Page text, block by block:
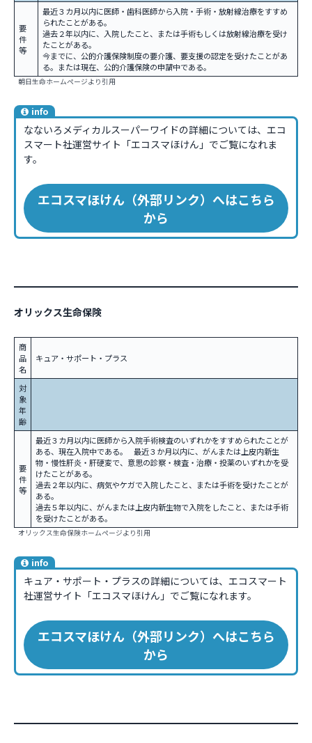
要
件
等
最近３カ月以内に医師・歯科医師から入院・手術・放射線治療をすすめ
られたことがある。
過去２年以内に、入院したこと、または手術もしくは放射線治療を受け
たことがある。
今までに、公的介護保険制度の要介護、要支援の認定を受けたことがあ
る。または現在、公的介護保険の申請中である。
朝日生命ホームページより引用
info
なないろメディカルスーパーワイドの詳細については、エコ
スマート社運営サイト「エコスマほけん」でご覧になれま
す。
エコスマほけん（外部リンク）へはこちら
から
オリックス生命保険
商
品
名
キュア・サポート・プラス
対
象
年
齢
要
件
等
最近３カ月以内に医師から入院手術検査のいずれかをすすめられたことが
ある、現在入院中である。 最近３か月以内に、がんまたは上皮内新生
物・慢性肝炎・肝硬変で、意思の診察・検査・治療・投薬のいずれかを受
けたことがある。
過去２年以内に、病気やケガで入院したこと、または手術を受けたことが
ある。
過去５年以内に、がんまたは上皮内新生物で入院をしたこと、または手術
を受けたことがある。
オリックス生命保険ホームページより引用
info
キュア・サポート・プラスの詳細については、エコスマート
社運営サイト「エコスマほけん」でご覧になれます。
エコスマほけん（外部リンク）へはこちら
から